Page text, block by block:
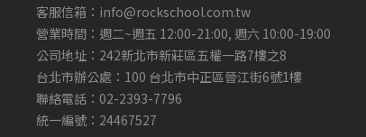
客服信箱： info@rockschool.com.tw ​
營業時間：週二~週五 12:00-21:00, 週六 10:00-19:00
公司地址：242新北市新莊區五權一路7樓之8
台北市辦公處：100 台北市中正區晉江街6號1樓
聯絡電話：02-2393-7796
統一編號：24467527